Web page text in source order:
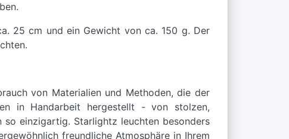
25 cm und ein Gewicht von ca. 150 g. Der
von Materialien und Methoden, die der
in Handarbeit hergestellt - von stolzen,
einzigartig. Starlightz leuchten besonders
freundliche Atmosphäre in Ihrem